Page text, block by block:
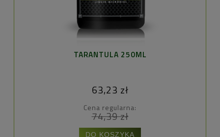
TARANTULA 250ML
63,23 zł
Cena regularna:
74,39 zł
DO KOSZYKA